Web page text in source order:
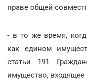
праве общей
- в то же время,
как едином
статьи 191
имущество, входящее